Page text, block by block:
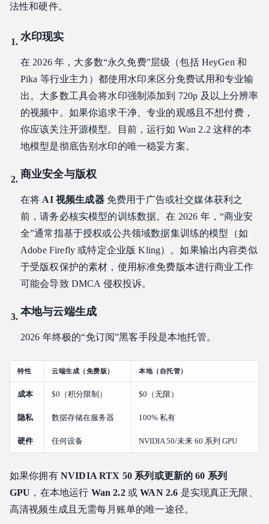
法性和硬件。
水印现实
在 2026 年，大多数“永久免费”层级（包括 HeyGen 和
Pika 等行业主力）都使用水印来区分免费试用和专业输
出。大多数工具会将水印强制添加到 720p 及以上分辨率
的视频中。如果你追求干净、专业的观感且不想付费，
你应该关注开源模型。目前，运行如 Wan 2.2 这样的本
地模型是彻底告别水印的唯一稳妥方案。
商业安全与版权
在将 AI 视频生成器免费用于广告或社交媒体获利之
前，请务必核实模型的训练数据。在 2026 年，“商业安
全”通常指基于授权或公共领域数据集训练的模型（如
Adobe Firefly 或特定企业版 Kling）。如果输出内容类似
于受版权保护的素材，使用标准免费版本进行商业工作
可能会导致 DMCA 侵权投诉。
本地与云端生成
2026 年终极的“免订阅”黑客手段是本地托管。
特性 云端生成（免费版） 本地（自托管）
成本 $0（积分限制） $0（无限）
隐私 数据存储在服务器 100% 私有
硬件 任何设备 NVIDIA 50/未来 60 系列 GPU
如果你拥有 NVIDIA RTX 50 系列或更新的 60 系列
GPU ，在本地运行 Wan 2.2或WAN 2.6 是实现真正无限、
高清视频生成且无需每月账单的唯一途径。